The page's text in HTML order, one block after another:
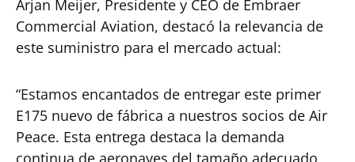
Arjan Meijer, Presidente y CEO de Embraer
Commercial Aviation, destacó la relevancia de
este suministro para el mercado actual:
“Estamos encantados de entregar este primer
E175 nuevo de fábrica a nuestros socios de Air
Peace. Esta entrega destaca la demanda
continua de aeronaves del tamaño adecuado